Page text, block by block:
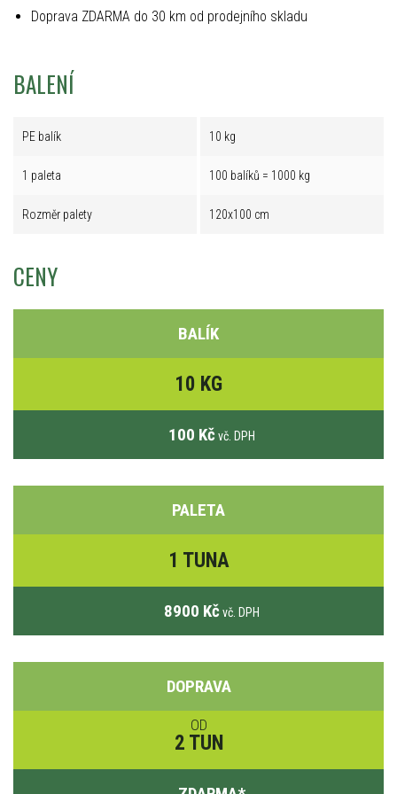
Doprava ZDARMA do 30 km od prodejního skladu
BALENÍ
PE balík 10 kg
1 paleta 100 balíků = 1000 kg
Rozměr palety 120x100 cm
CENY
BALÍK
10 KG
100 Kč vč. DPH
PALETA
1 TUNA
8900 Kč vč. DPH
DOPRAVA
OD
2 TUN